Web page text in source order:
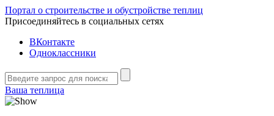
Портал о строительстве и обустройстве теплиц
Присоединяйтесь в социальных сетях
ВКонтакте
Одноклассники
Ваша теплица